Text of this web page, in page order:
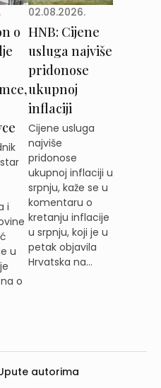
o
i
u
o
02.08.2026.
HNB: Cijene
usluga najviše
pridonose
ukupnoj
inflaciji
Cijene usluga
najviše
pridonose
ukupnoj inflaciji u
srpnju, kaže se u
komentaru o
kretanju inflacije
u srpnju, koji je u
petak objavila
Hrvatska na...
autorima